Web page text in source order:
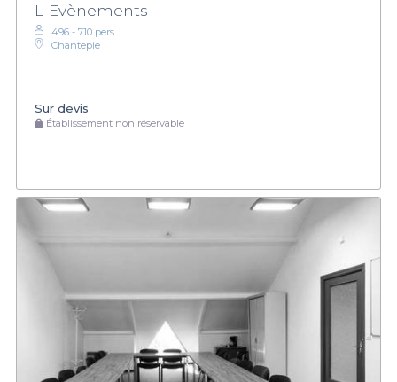
L-Evènements
496 - 710 pers.
Chantepie
Sur devis
Établissement non réservable